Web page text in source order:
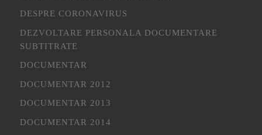
DESPRE CORONAVIRUS
DEZVOLTARE PERSONALA DOCUMENTARE
SUBTITRATE
DOCUMENTAR
DOCUMENTAR 2012
DOCUMENTAR 2013
DOCUMENTAR 2014